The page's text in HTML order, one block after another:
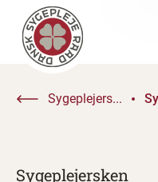
Sygeplejers...
Sygeplejersken